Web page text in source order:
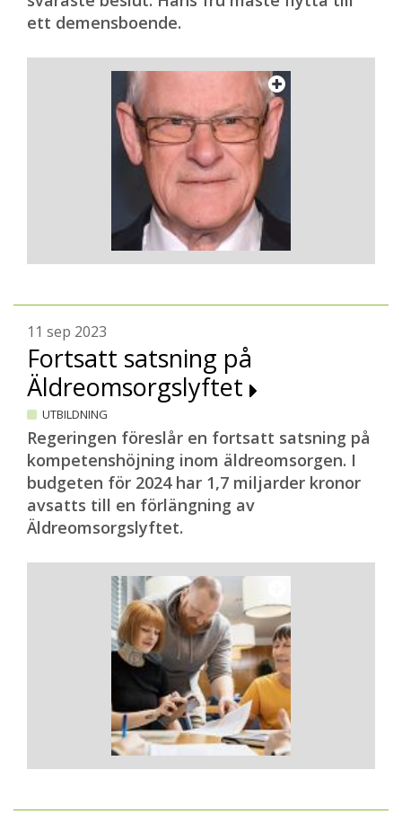
ett demensboende.
11 sep 2023
Fortsatt satsning på
Äldreomsorgslyftet
UTBILDNING
Regeringen föreslår en fortsatt satsning på
kompetenshöjning inom äldreomsorgen. I
budgeten för 2024 har 1,7 miljarder kronor
avsatts till en förlängning av
Äldreomsorgslyftet.